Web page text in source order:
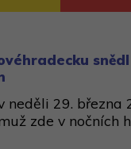
neděli 29.
zde v nočních